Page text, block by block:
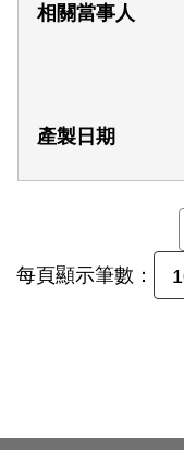
每頁顯示筆數：